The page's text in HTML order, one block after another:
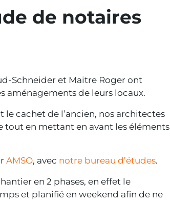
de notaires
Schneider et Maitre Roger ont
aménagements de leurs locaux.
cachet de l’ancien, nos architectes
en mettant en avant les éléments
AMSO, avec notre bureau d’études.
en 2 phases, en effet le
et planifié en weekend afin de ne